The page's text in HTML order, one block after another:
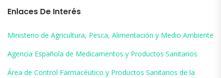
Enlaces De Interés
Ministerio de Agricultura, Pesca, Alimentación y Medio Ambiente
Agencia Española de Medicamentos y Productos Sanitarios
Área de Control Farmacéutico y Productos Sanitarios de la